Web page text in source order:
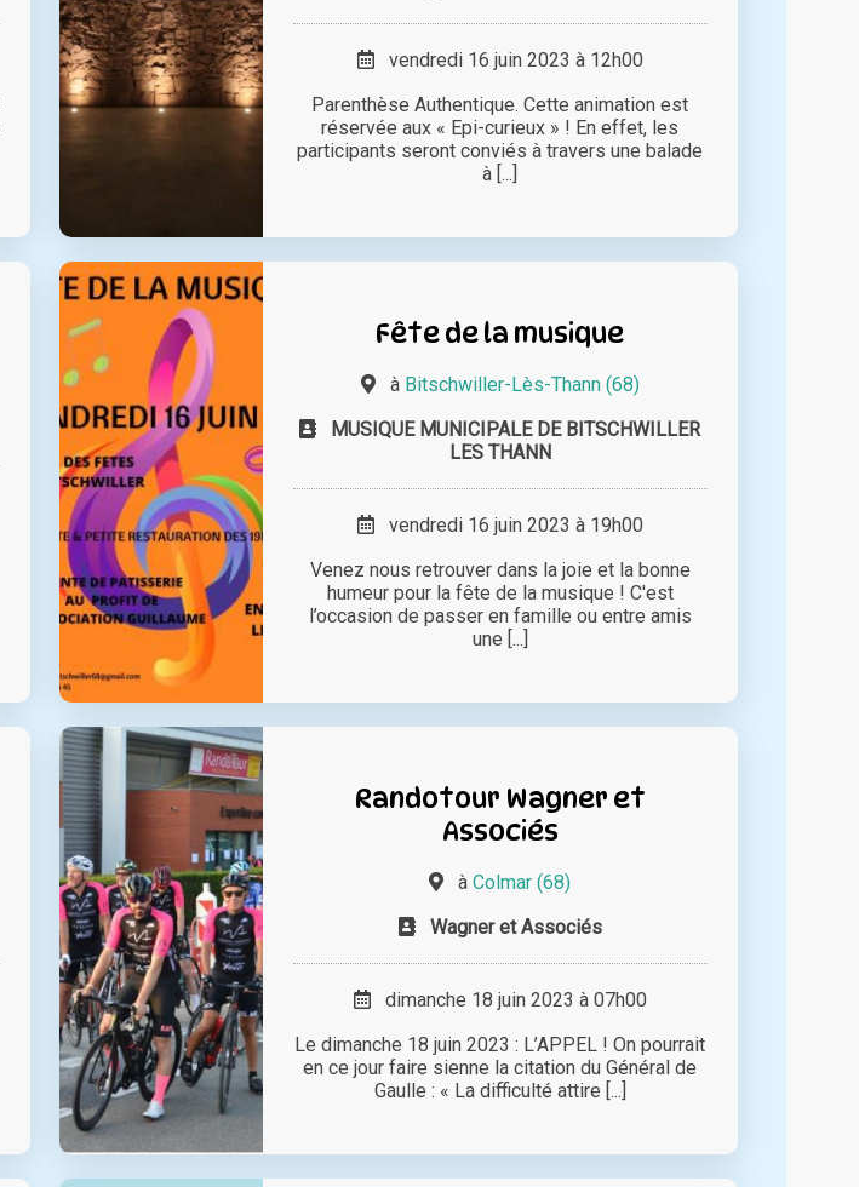
vendredi 16 juin 2023 à 12h00
Parenthèse Authentique. Cette animation est
réservée aux « Epi-curieux » ! En effet, les
participants seront conviés à travers une balade
à [...]
Fête de la musique
à Bitschwiller-Lès-Thann (68)
MUSIQUE MUNICIPALE DE BITSCHWILLER
LES THANN
vendredi 16 juin 2023 à 19h00
Venez nous retrouver dans la joie et la bonne
humeur pour la fête de la musique ! C'est
l’occasion de passer en famille ou entre amis
une [...]
Randotour Wagner et
Associés
àColmar (68)
Wagner et Associés
dimanche 18 juin 2023 à 07h00
Le dimanche 18 juin 2023 : L’APPEL ! On pourrait
en ce jour faire sienne la citation du Général de
Gaulle : « La difficulté attire [...]